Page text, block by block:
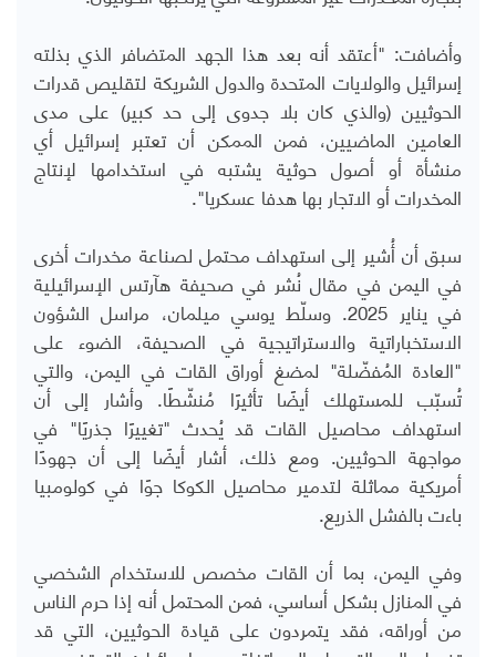
وأضافت: "أعتقد أنه بعد هذا الجهد المتضافر الذي بذلته
إسرائيل والولايات المتحدة والدول الشريكة لتقليص قدرات
الحوثيين (والذي كان بلا جدوى إلى حد كبير) على مدى
العامين الماضيين، فمن الممكن أن تعتبر إسرائيل أي
منشأة أو أصول حوثية يشتبه في استخدامها لإنتاج
المخدرات أو الاتجار بها هدفا عسكريا".
سبق أن أُشير إلى استهداف محتمل لصناعة مخدرات أخرى
في اليمن في مقال نُشر في صحيفة هآرتس الإسرائيلية
في يناير 2025. وسلّط يوسي ميلمان، مراسل الشؤون
الاستخباراتية والاستراتيجية في الصحيفة، الضوء على
"العادة المُفضّلة" لمضغ أوراق القات في اليمن، والتي
تُسبّب للمستهلك أيضًا تأثيرًا مُنشّطًا. وأشار إلى أن
استهداف محاصيل القات قد يُحدث "تغييرًا جذريًا" في
مواجهة الحوثيين. ومع ذلك، أشار أيضًا إلى أن جهودًا
أمريكية مماثلة لتدمير محاصيل الكوكا جوًا في كولومبيا
باءت بالفشل الذريع.
وفي اليمن، بما أن القات مخصص للاستخدام الشخصي
في المنازل بشكل أساسي، فمن المحتمل أنه إذا حرم الناس
من أوراقه، فقد يتمردون على قيادة الحوثيين، التي قد